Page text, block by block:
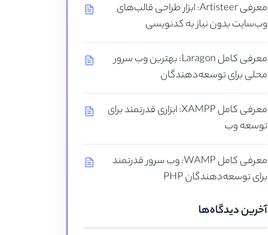
معرفی Artisteer: ابزار طراحی قالب‌های
وب‌سایت بدون نیاز به کدنویسی
معرفی کامل Laragon: بهترین وب سرور
محلی برای توسعه‌دهندگان
معرفی کامل XAMPP: ابزاری قدرتمند برای
توسعه وب
معرفی کامل WAMP: وب سرور قدرتمند
برای توسعه‌دهندگان PHP
آخرین دیدگاه‌ها